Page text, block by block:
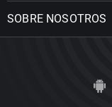
SOBRE NOSOTROS